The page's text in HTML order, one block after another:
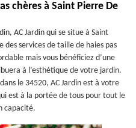
chères à Saint Pierre De
AC Jardin qui se situe à Saint
des services de taille de haies pas
mais vous bénéficiez d’une
à l’esthétique de votre jardin.
le 34520, AC Jardin est à votre
est à la portée de tous pour tout le
capacité.